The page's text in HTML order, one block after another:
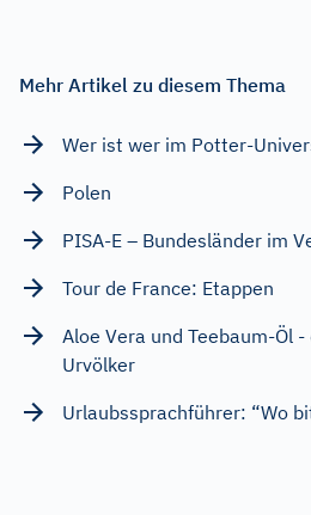
Mehr Artikel zu diesem Thema
Wer ist wer im Potter-
Polen
PISA-E – Bundesländer im
Tour de France: Etappen
Aloe Vera und Teebaum-Öl
Urvölker
Urlaubssprachführer: “Wo